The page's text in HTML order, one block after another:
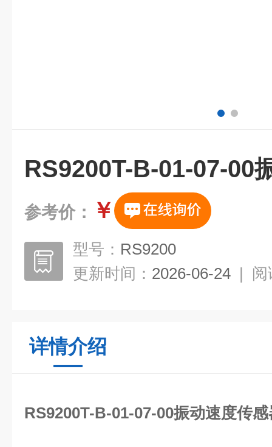
RS9200T-B-01-07-00
参考价： ￥
型号： RS9200
更新时间： 2026-06-24 | 阅
详情介绍
RS9200T-B-01-07-00振动速度传感